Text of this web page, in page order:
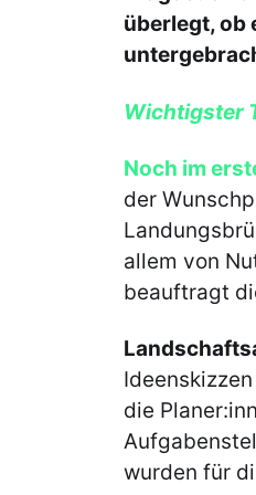
überlegt, ob
Wichtigster
Noch im
der
allem von
beauftragt
die
wurden für